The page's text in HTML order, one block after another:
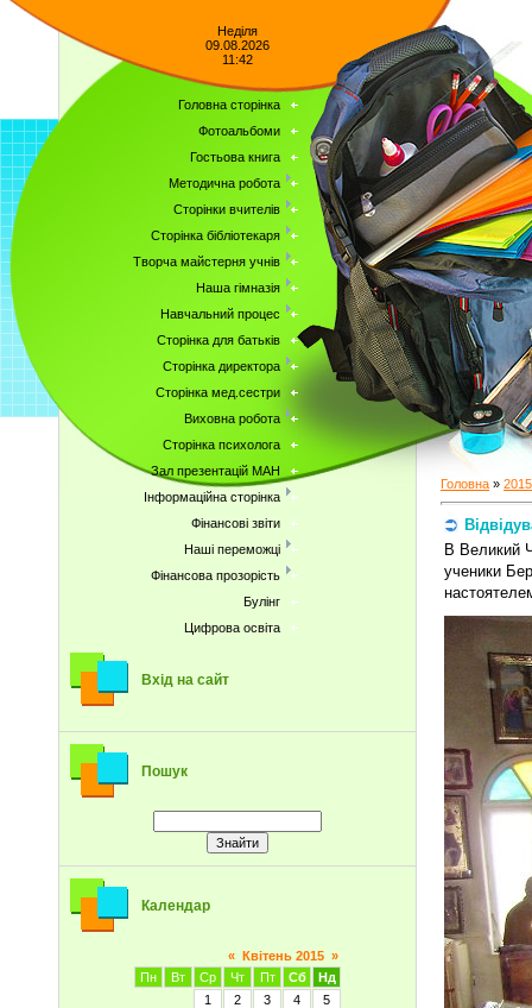
Неділя
09.08.2026
11:42
Головна сторінка
Фотоальбоми
Гостьова книга
Методична робота
Сторінки вчителів
Сторінка бібліотекаря
Творча майстерня учнів
Наша гімназія
Навчальний процес
Сторінка для батьків
Сторінка директора
Сторінка мед.сестри
Виховна робота
Сторінка психолога
Зал презентацій МАН
Інформаційна сторінка
Фінансові звіти
Наші переможці
Фінансова прозорість
Булінг
Цифрова освіта
Вхід на сайт
Пошук
Календар
« Квітень 2015 »
Пн
Вт Ср Чт Пт Сб
Нд
1
2 3 4
5
Головна » 2015
В Великий
ученики